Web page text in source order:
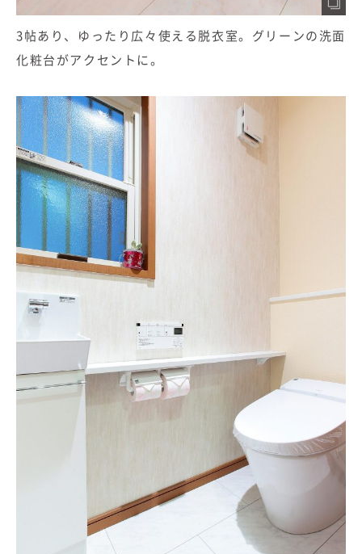
3帖あり、ゆったり広々使える脱衣室。グリーンの洗面
化粧台がアクセントに。